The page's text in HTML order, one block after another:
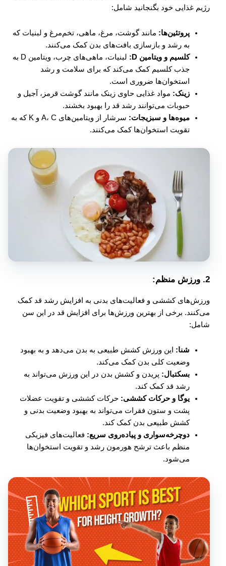
رژیم غذایی خود بگنجانید شامل:
پروتئین‌ها:مانند گوشت، مرغ، ماهی، تخم‌مرغ و لبنیات که
به رشد و بازسازی بافت‌های بدن کمک می‌کنند.
کلسیم و ویتامین D:
لبنیات، ماهی‌های چرب، ویتامین D به
جذب کلسیم کمک می‌کند که برای سلامت و رشد
استخوان‌ها ضروری است.
زینک:مواد غذایی حاوی زینک مانند گوشت قرمز، آجیل و
حبوبات می‌توانند رشد قد را بهبود بخشند.
میوه‌ها و سبزیجات:
سرشار از ویتامین‌های A، C و K که به
تقویت استخوان‌ها کمک می‌کنند.
2. ورزش منظم:
ورزش‌های کششی و فعالیت‌های بدنی به افزایش رشد قد کمک
می‌کنند. برخی از بهترین ورزش‌ها برای افزایش قد در این سن
شامل:
شنا:این ورزش کشش طبیعی به بدن می‌دهد و به بهبود
وضعیت کلی بدن کمک می‌کند.
بسکتبال:پریدن و کشش بدن در این ورزش می‌تواند به
رشد قد کمک کند.
یوگا و حرکات کششی:حرکات کششی و تقویت عضلات
پشت و ستون فقرات می‌تواند به بهبود وضعیت بدنی و
کشش طبیعی بدن کمک کند.
دوچرخه‌سواری و پیاده‌روی سریع:فعالیت‌های فیزیکی
منظم باعث ترشح هورمون رشد و تقویت استخوان‌ها
می‌شود.